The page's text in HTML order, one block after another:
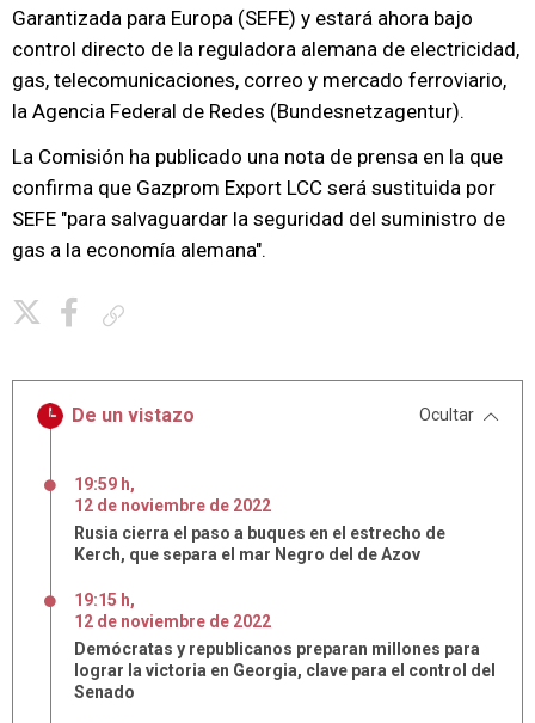
Garantizada para Europa (SEFE) y estará ahora bajo
control directo de la reguladora alemana de electricidad,
gas, telecomunicaciones, correo y mercado ferroviario,
la Agencia Federal de Redes (Bundesnetzagentur).
La Comisión ha publicado una nota de prensa en la que
confirma que Gazprom Export LCC será sustituida por
SEFE "para salvaguardar la seguridad del suministro de
gas a la economía alemana".
De un vistazo Ocultar
19:59 h,
12 de noviembre de 2022
Rusia cierra el paso a buques en el estrecho de
Kerch, que separa el mar Negro del de Azov
19:15 h,
12 de noviembre de 2022
Demócratas y republicanos preparan millones para
lograr la victoria en Georgia, clave para el control del
Senado